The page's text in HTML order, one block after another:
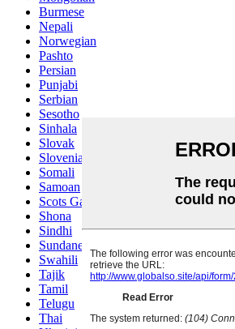
Burmese
Nepali
Norwegian
Pashto
Persian
Punjabi
Serbian
Sesotho
Sinhala
Slovak
Slovenian
Somali
Samoan
Scots Gaelic
Shona
Sindhi
Sundanese
Swahili
Tajik
Tamil
Telugu
Thai